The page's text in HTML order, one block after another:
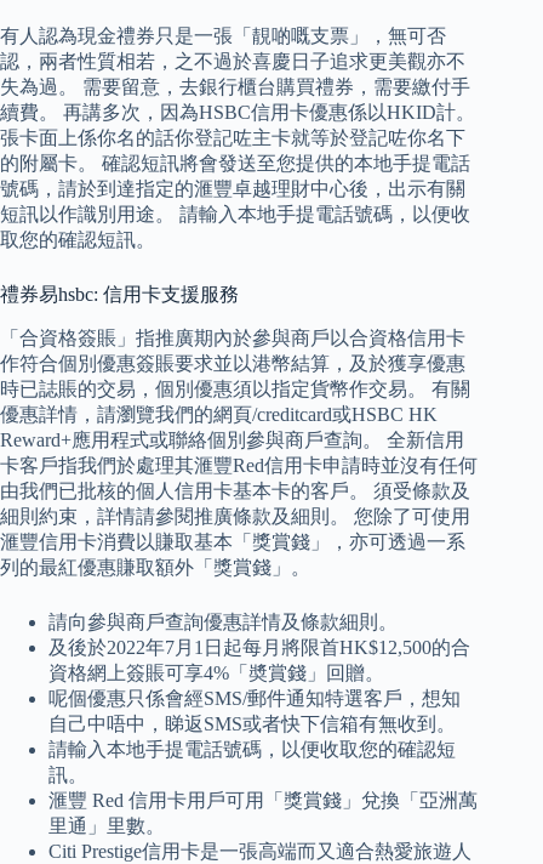
有人認為現金禮券只是一張「靚啲嘅支票」，無可否
認，兩者性質相若，之不過於喜慶日子追求更美觀亦不
失為過。 需要留意，去銀行櫃台購買禮券，需要繳付手
續費。 再講多次，因為HSBC信用卡優惠係以HKID計。
張卡面上係你名的話你登記咗主卡就等於登記咗你名下
的附屬卡。 確認短訊將會發送至您提供的本地手提電話
號碼，請於到達指定的滙豐卓越理財中心後，出示有關
短訊以作識別用途。 請輸入本地手提電話號碼，以便收
取您的確認短訊。
禮券易hsbc: 信用卡支援服務
「合資格簽賬」指推廣期內於參與商戶以合資格信用卡
作符合個別優惠簽賬要求並以港幣結算，及於獲享優惠
時已誌賬的交易，個別優惠須以指定貨幣作交易。 有關
優惠詳情，請瀏覽我們的網頁/creditcard或HSBC HK
Reward+應用程式或聯絡個別參與商戶查詢。 全新信用
卡客戶指我們於處理其滙豐Red信用卡申請時並沒有任何
由我們已批核的個人信用卡基本卡的客戶。 須受條款及
細則約束，詳情請參閱推廣條款及細則。 您除了可使用
滙豐信用卡消費以賺取基本「獎賞錢」，亦可透過一系
列的最紅優惠賺取額外「獎賞錢」。
請向參與商戶查詢優惠詳情及條款細則。
及後於2022年7月1日起每月將限首HK$12,500的合
資格網上簽賬可享4%「奬賞錢」回贈。
呢個優惠只係會經SMS/郵件通知特選客戶，想知
自己中唔中，睇返SMS或者快下信箱有無收到。
請輸入本地手提電話號碼，以便收取您的確認短
訊。
滙豐 Red 信用卡用戶可用「獎賞錢」兌換「亞洲萬
里通」里數。
Citi Prestige信用卡是一張高端而又適合熱愛旅遊人